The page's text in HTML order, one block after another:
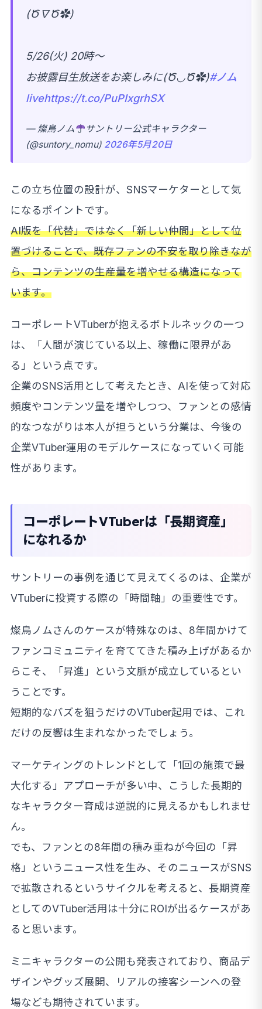
(Ծ∇Ծ✿)
5/26(火) 20時～
お披露目生放送をお楽しみに(Ծ◡Ծ✿)#ノム
livehttps://t.co/PuPIxgrhSX
— 燦鳥ノム
サントリー公式キャラクター
(@suntory_nomu) 2026年5月20日
この立ち位置の設計が、SNSマーケターとして気
になるポイントです。
AI版を「代替」ではなく「新しい仲間」として位
置づけることで、既存ファンの不安を取り除きなが
ら、コンテンツの生産量を増やせる構造になって
います。
コーポレートVTuberが抱えるボトルネックの一つ
は、「人間が演じている以上、稼働に限界があ
る」という点です。
企業のSNS活用として考えたとき、AIを使って対応
頻度やコンテンツ量を増やしつつ、ファンとの感情
的なつながりは本人が担うという分業は、今後の
企業VTuber運用のモデルケースになっていく可能
性があります。
コーポレートVTuberは「長期資産」
になれるか
サントリーの事例を通じて見えてくるのは、企業が
VTuberに投資する際の「時間軸」の重要性です。
燦鳥ノムさんのケースが特殊なのは、8年間かけて
ファンコミュニティを育ててきた積み上げがあるか
らこそ、「昇進」という文脈が成立しているとい
うことです。
短期的なバズを狙うだけのVTuber起用では、これ
だけの反響は生まれなかったでしょう。
マーケティングのトレンドとして「1回の施策で最
大化する」アプローチが多い中、こうした長期的
なキャラクター育成は逆説的に見えるかもしれませ
ん。
でも、ファンとの8年間の積み重ねが今回の「昇
格」というニュース性を生み、そのニュースがSNS
で拡散されるというサイクルを考えると、長期資産
としてのVTuber活用は十分にROIが出るケースがあ
ると思います。
ミニキャラクターの公開も発表されており、商品デ
ザインやグッズ展開、リアルの接客シーンへの登
場なども期待されています。